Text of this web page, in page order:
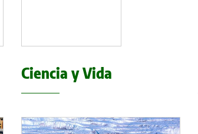
Ciencia y Vida